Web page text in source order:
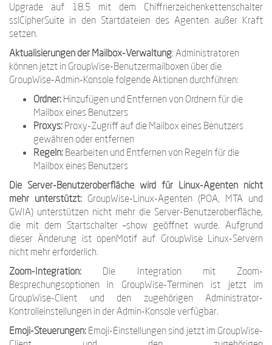
Upgrade auf 18.5 mit dem Chiffrierzeichenkettenschalter
sslCipherSuite in den Startdateien des Agenten außer Kraft
setzen.
Aktualisierungen der Mailbox-Verwaltung: Administratoren
können jetzt in GroupWise-Benutzermailboxen über die
GroupWise-Admin-Konsole folgende Aktionen durchführen:
Ordner: Hinzufügen und Entfernen von Ordnern für die
Mailbox eines Benutzers
Proxys: Proxy-Zugriff auf die Mailbox eines Benutzers
gewähren oder entfernen
Regeln: Bearbeiten und Entfernen von Regeln für die
Mailbox eines Benutzers
Die Server-Benutzeroberfläche wird für Linux-Agenten nicht
mehr unterstützt: GroupWise-Linux-Agenten (POA, MTA und
GWIA) unterstützen nicht mehr die Server-Benutzeroberfläche,
die mit dem Startschalter –show geöffnet wurde. Aufgrund
dieser Änderung ist openMotif auf GroupWise Linux-Servern
nicht mehr erforderlich.
Zoom-Integration: Die Integration mit Zoom-
Besprechungsoptionen in GroupWise-Terminen ist jetzt im
GroupWise-Client und den zugehörigen Administrator-
Kontrolleinstellungen in der Admin-Konsole verfügbar.
Emoji-Steuerungen: Emoji-Einstellungen sind jetzt im GroupWise-